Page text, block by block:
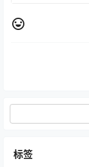
标签